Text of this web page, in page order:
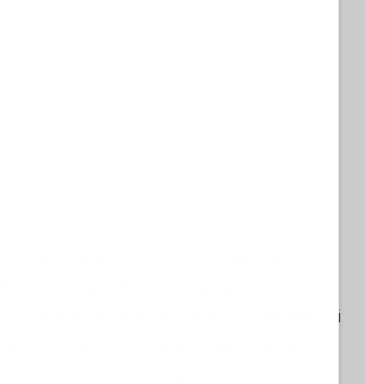
il tagliateste per eccellenza, prima Al
Sharaa, capo di una congrega mercenaria
come raramente ne aveva visti il mondo. Di
in giro le foto di soldati siriani scuoiati e
riconoscono, incontrano, ricevono tutti: